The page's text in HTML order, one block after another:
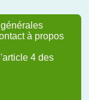
à propos
4 des